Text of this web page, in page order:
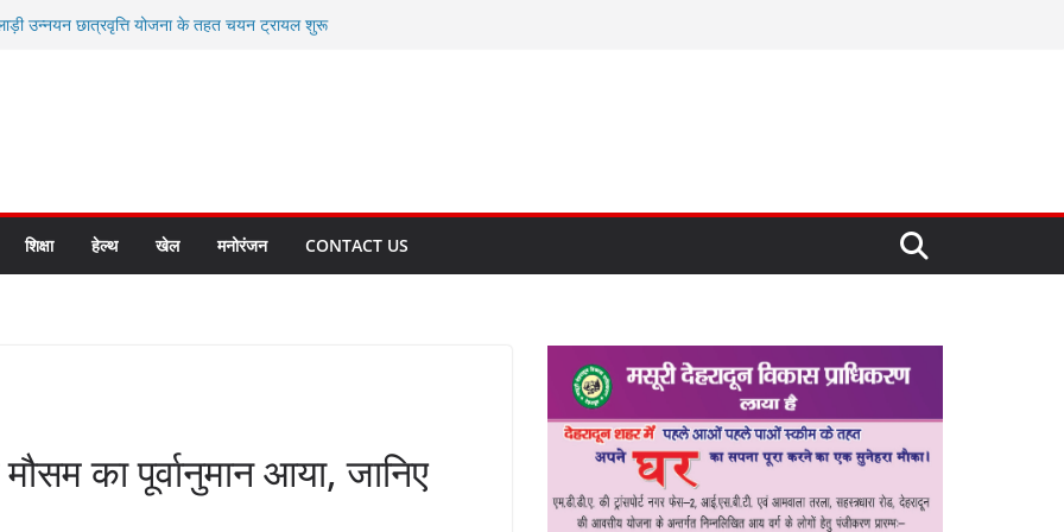
उन्नयन छात्रवृत्ति योजना के तहत चयन ट्रायल शुरू
आपदा मित्र कैडेट्स का हुआ है चयन
की सबसे बड़ी ताकत : मुख्यमंत्री पुष्कर सिंह धामी
बनाने के संकल्प को करना होगा साकार- मुख्यमंत्री
शिक्षा हेल्थ खेल मनोरंजन CONTACT US
का पूर्वानुमान आया, जानिए